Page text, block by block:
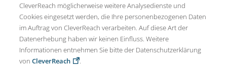
CleverReach möglicherweise weitere Analysedienste und
Cookies eingesetzt werden, die Ihre personenbezogenen Daten
im Auftrag von CleverReach verarbeiten. Auf diese Art der
Datenerhebung haben wir keinen Einfluss. Weitere
Informationen entnehmen Sie bitte der Datenschutzerklärung
von CleverReach
.